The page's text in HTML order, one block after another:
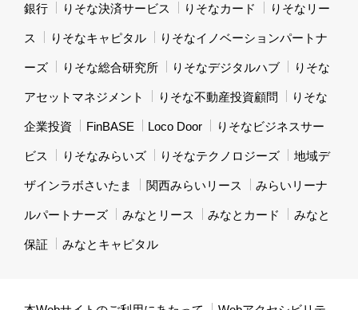
銀行 りそな決済サービス りそなカード りそなリー
ス りそなキャピタル りそなイノベーションパートナ
ーズ りそな総合研究所 りそなデジタルハブ りそな
アセットマネジメント りそな不動産投資顧問 りそな
企業投資 FinBASE Loco Door りそなビジネスサー
ビス りそなみらいズ りそなテクノロジーズ 地域デ
ザインラボさいたま 関西みらいリース みらいリーナ
ルパートナーズ みなとリース みなとカード みなと
保証 みなとキャピタル